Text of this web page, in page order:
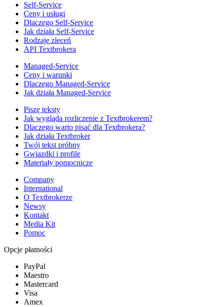
Self-Service
Ceny i usługi
Dlaczego Self-Service
Jak działa Self-Service
Rodzaje zleceń
API Textbrokera
Managed-Service
Ceny i warunki
Dlaczego Managed-Service
Jak działa Managed-Service
Piszę teksty
Jak wygląda rozliczenie z Textbrokerem?
Dlaczego warto pisać dla Textbrokera?
Jak działa Textbroker
Twój tekst próbny
Gwiazdki i profile
Materiały pomocnicze
Company
International
O Textbrokerze
Newsy
Kontakt
Media Kit
Pomoc
Opcje płatności
PayPal
Maestro
Mastercard
Visa
Amex